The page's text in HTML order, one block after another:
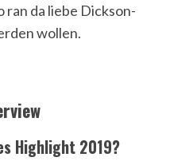
ran da liebe Dickson-
wollen.
Highlight 2019?